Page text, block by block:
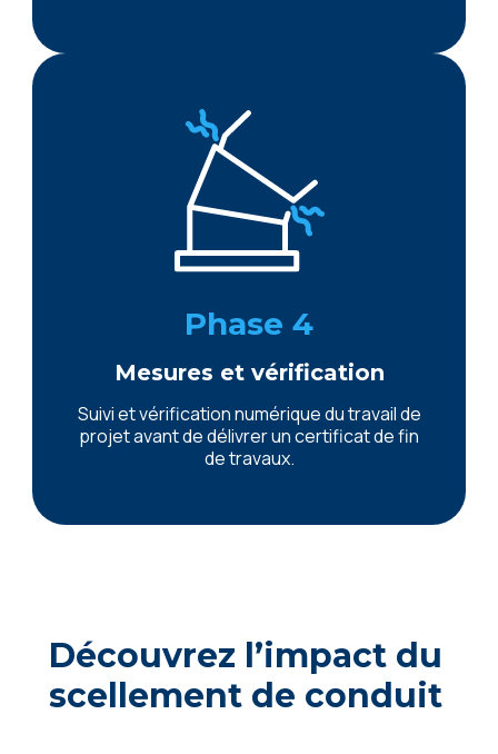
Phase 4
Mesures et vérification
Suivi et vérification numérique du travail de
projet avant de délivrer un certificat de fin
de travaux.
Découvrez l’impact du
scellement de conduit